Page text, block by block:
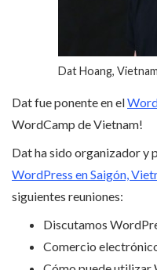
Dat Hoang, Vietnam
Dat fue ponente en el
WordCamp de Vietnam!
Dat ha sido organizador y
WordPress en Saigón,
siguientes reuniones:
Discutamos
Comercio